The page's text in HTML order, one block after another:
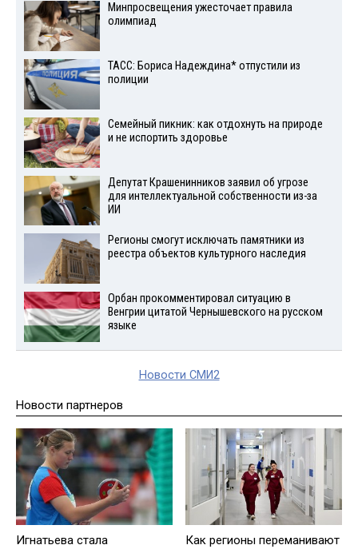
Минпросвещения ужесточает правила
олимпиад
ТАСС: Бориса Надеждина* отпустили из
полиции
Семейный пикник: как отдохнуть на природе
и не испортить здоровье
Депутат Крашенинников заявил об угрозе
для интеллектуальной собственности из-за
ИИ
Регионы смогут исключать памятники из
реестра объектов культурного наследия
Орбан прокомментировал ситуацию в
Венгрии цитатой Чернышевского на русском
языке
Новости СМИ2
Новости партнеров
Игнатьева стала
Как регионы переманивают